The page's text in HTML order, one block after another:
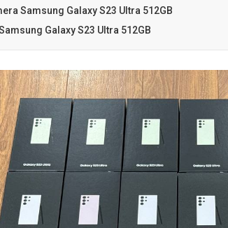
Samsung Galaxy S23 Ultra 512GB
Galaxy S23 Ultra 512GB